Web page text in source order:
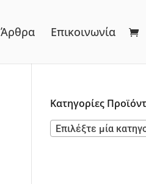
Άρθρα Επικοινωνία
Κατηγορίες